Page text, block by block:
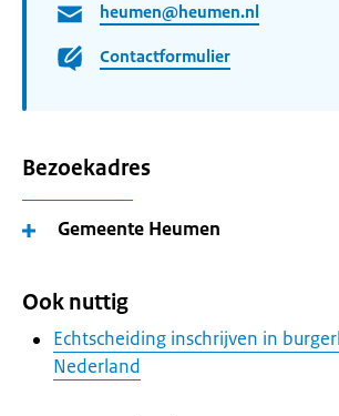
heumen@heumen.nl
Contactformulier
Bezoekadres
Gemeente Heumen
Ook nuttig
Echtscheiding inschrijven in
Nederland